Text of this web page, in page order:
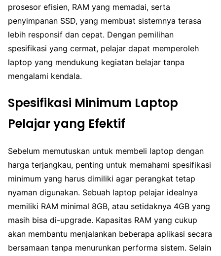
prosesor efisien, RAM yang memadai, serta
penyimpanan SSD, yang membuat sistemnya terasa
lebih responsif dan cepat. Dengan pemilihan
spesifikasi yang cermat, pelajar dapat memperoleh
laptop yang mendukung kegiatan belajar tanpa
mengalami kendala.
Spesifikasi Minimum Laptop
Pelajar yang Efektif
Sebelum memutuskan untuk membeli laptop dengan
harga terjangkau, penting untuk memahami spesifikasi
minimum yang harus dimiliki agar perangkat tetap
nyaman digunakan. Sebuah laptop pelajar idealnya
memiliki RAM minimal 8GB, atau setidaknya 4GB yang
masih bisa di-upgrade. Kapasitas RAM yang cukup
akan membantu menjalankan beberapa aplikasi secara
bersamaan tanpa menurunkan performa sistem. Selain